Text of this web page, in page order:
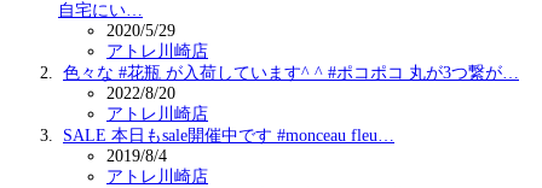
自宅にい…
2020/5/29
アトレ川崎店
色々な #花瓶 が入荷しています^ ^ #ポコポコ 丸が3つ繋が…
2022/8/20
アトレ川崎店
SALE 本日もsale開催中です️ #monceau fleu…
2019/8/4
アトレ川崎店